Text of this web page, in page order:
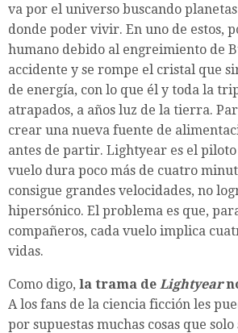
va por el universo buscando
donde poder vivir. En uno de estos,
humano debido al engreimiento de
accidente y se rompe el cristal que
de energía, con lo que él y toda la
atrapados, a años luz de la tierra.
crear una nueva fuente de
antes de partir. Lightyear es el piloto
vuelo dura poco más de cuatro
consigue grandes velocidades, no
hipersónico. El problema es que,
compañeros, cada vuelo implica
vidas.
Como digo, la trama de Lightyear
A los fans de la ciencia ficción les
por supuestas muchas cosas que